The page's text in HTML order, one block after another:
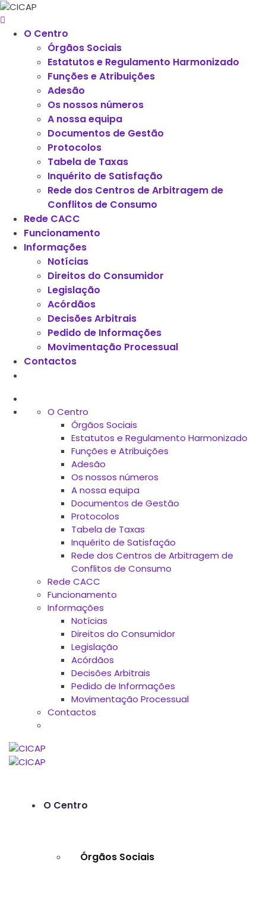
O Centro
Órgãos Sociais
Estatutos e Regulamento Harmonizado
Funções e Atribuições
Adesão
Os nossos números
A nossa equipa
Documentos de Gestão
Protocolos
Tabela de Taxas
Inquérito de Satisfação
Rede dos Centros de Arbitragem de
Conflitos de Consumo
Rede CACC
Funcionamento
Informações
Notícias
Direitos do Consumidor
Legislação
Acórdãos
Decisões Arbitrais
Pedido de Informações
Movimentação Processual
Contactos
O Centro
Órgãos Sociais
Estatutos e Regulamento Harmonizado
Funções e Atribuições
Adesão
Os nossos números
A nossa equipa
Documentos de Gestão
Protocolos
Tabela de Taxas
Inquérito de Satisfação
Rede dos Centros de Arbitragem de
Conflitos de Consumo
Rede CACC
Funcionamento
Informações
Notícias
Direitos do Consumidor
Legislação
Acórdãos
Decisões Arbitrais
Pedido de Informações
Movimentação Processual
Contactos
O Centro
Órgãos Sociais